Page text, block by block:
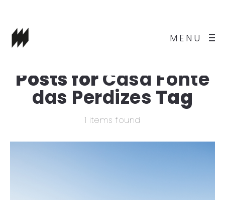
MENU
Posts forCasa Fonte
das Perdizes Tag
1 items found